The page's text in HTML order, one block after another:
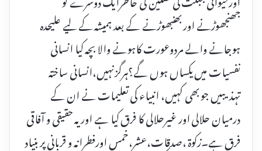
جھنجھوڑنے اور بھنبھوڑنے کے بعد ہمیشہ کے لیے علیحدہ
ہوجانے والے مردوعورت کاہونے والا بچہ کیا انسانی
نفسیات میں یکساں ہوں گے؟ہرگزنہیں،انسانی ساختہ
تہذیبیں جو بھی کہیں، انبیاء کی تعلیمات نے ان کے
درمیان حلالی اور غیرحلالی کا فرق کیا ہے اور یہ حقیقی و آفاقی
فرق ہے۔زکوۃ ،صدقات،عشر،خمس اورفطرانہ و قربانی پر بنیاد